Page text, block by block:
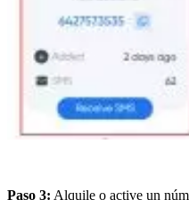
Paso 3: Alquile o active un